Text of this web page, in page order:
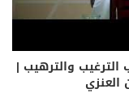
والترهيب |
العنزي